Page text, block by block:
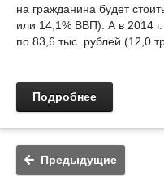
на гражданина будет
или 14,1% ВВП). А в 2014
по 83,6 тыс. рублей (12,0
Подробнее
Предыдущие